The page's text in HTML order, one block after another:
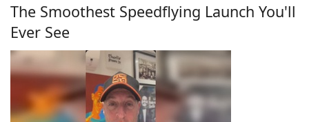
The Smoothest Speedflying Launch You'll
Ever See